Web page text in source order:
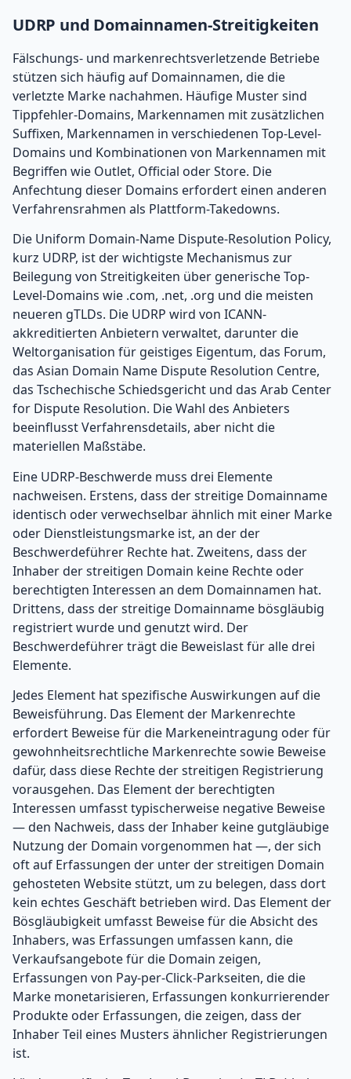
UDRP und Domainnamen-Streitigkeiten
Fälschungs- und markenrechtsverletzende Betriebe
stützen sich häufig auf Domainnamen, die die
verletzte Marke nachahmen. Häufige Muster sind
Tippfehler-Domains, Markennamen mit zusätzlichen
Suffixen, Markennamen in verschiedenen Top-Level-
Domains und Kombinationen von Markennamen mit
Begriffen wie Outlet, Official oder Store. Die
Anfechtung dieser Domains erfordert einen anderen
Verfahrensrahmen als Plattform-Takedowns.
Die Uniform Domain-Name Dispute-Resolution Policy,
kurz UDRP, ist der wichtigste Mechanismus zur
Beilegung von Streitigkeiten über generische Top-
Level-Domains wie .com, .net, .org und die meisten
neueren gTLDs. Die UDRP wird von ICANN-
akkreditierten Anbietern verwaltet, darunter die
Weltorganisation für geistiges Eigentum, das Forum,
das Asian Domain Name Dispute Resolution Centre,
das Tschechische Schiedsgericht und das Arab Center
for Dispute Resolution. Die Wahl des Anbieters
beeinflusst Verfahrensdetails, aber nicht die
materiellen Maßstäbe.
Eine UDRP-Beschwerde muss drei Elemente
nachweisen. Erstens, dass der streitige Domainname
identisch oder verwechselbar ähnlich mit einer Marke
oder Dienstleistungsmarke ist, an der der
Beschwerdeführer Rechte hat. Zweitens, dass der
Inhaber der streitigen Domain keine Rechte oder
berechtigten Interessen an dem Domainnamen hat.
Drittens, dass der streitige Domainname bösgläubig
registriert wurde und genutzt wird. Der
Beschwerdeführer trägt die Beweislast für alle drei
Elemente.
Jedes Element hat spezifische Auswirkungen auf die
Beweisführung. Das Element der Markenrechte
erfordert Beweise für die Markeneintragung oder für
gewohnheitsrechtliche Markenrechte sowie Beweise
dafür, dass diese Rechte der streitigen Registrierung
vorausgehen. Das Element der berechtigten
Interessen umfasst typischerweise negative Beweise
— den Nachweis, dass der Inhaber keine gutgläubige
Nutzung der Domain vorgenommen hat —, der sich
oft auf Erfassungen der unter der streitigen Domain
gehosteten Website stützt, um zu belegen, dass dort
kein echtes Geschäft betrieben wird. Das Element der
Bösgläubigkeit umfasst Beweise für die Absicht des
Inhabers, was Erfassungen umfassen kann, die
Verkaufsangebote für die Domain zeigen,
Erfassungen von Pay-per-Click-Parkseiten, die die
Marke monetarisieren, Erfassungen konkurrierender
Produkte oder Erfassungen, die zeigen, dass der
Inhaber Teil eines Musters ähnlicher Registrierungen
ist.